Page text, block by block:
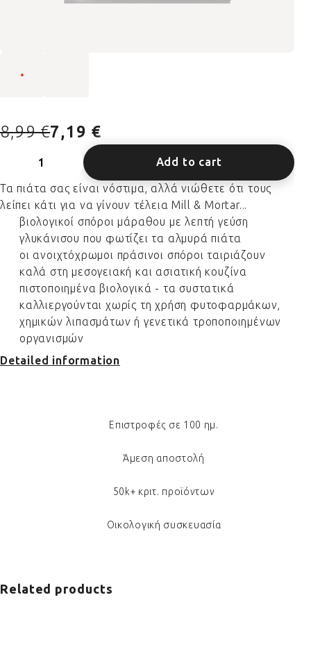
8,99 €7,19 €
Add to cart
Τα πιάτα σας είναι νόστιμα, αλλά νιώθετε ότι τους
λείπει κάτι για να γίνουν τέλεια Mill & Mortar...
βιολογικοί σπόροι μάραθου με λεπτή γεύση
γλυκάνισου που φωτίζει τα αλμυρά πιάτα
οι ανοιχτόχρωμοι πράσινοι σπόροι ταιριάζουν
καλά στη μεσογειακή και ασιατική κουζίνα
πιστοποιημένα βιολογικά - τα συστατικά
καλλιεργούνται χωρίς τη χρήση φυτοφαρμάκων,
χημικών λιπασμάτων ή γενετικά τροποποιημένων
οργανισμών
Detailed information
Επιστροφές σε 100 ημ.
Άμεση αποστολή
50k+ κριτ. προϊόντων
Οικολογική συσκευασία
Related products